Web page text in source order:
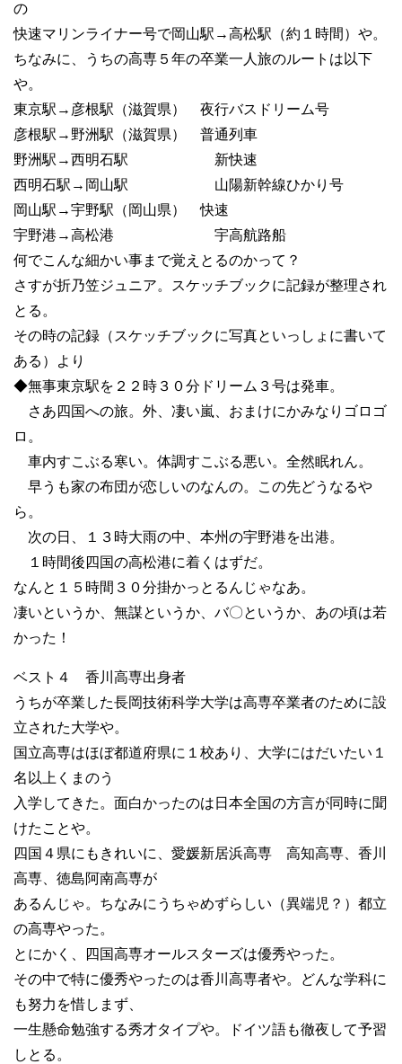
の
快速マリンライナー号で岡山駅→高松駅（約１時間）や。
ちなみに、うちの高専５年の卒業一人旅のルートは以下
や。
東京駅→彦根駅（滋賀県） 夜行バスドリーム号
彦根駅→野洲駅（滋賀県） 普通列車
野洲駅→西明石駅 新快速
西明石駅→岡山駅 山陽新幹線ひかり号
岡山駅→宇野駅（岡山県） 快速
宇野港→高松港 宇高航路船
何でこんな細かい事まで覚えとるのかって？
さすが折乃笠ジュニア。スケッチブックに記録が整理され
とる。
その時の記録（スケッチブックに写真といっしょに書いて
ある）より
◆無事東京駅を２２時３０分ドリーム３号は発車。
さあ四国への旅。外、凄い嵐、おまけにかみなりゴロゴ
ロ。
車内すこぶる寒い。体調すこぶる悪い。全然眠れん。
早うも家の布団が恋しいのなんの。この先どうなるや
ら。
次の日、１３時大雨の中、本州の宇野港を出港。
１時間後四国の高松港に着くはずだ。
なんと１５時間３０分掛かっとるんじゃなあ。
凄いというか、無謀というか、バ〇というか、あの頃は若
かった！
ベスト４ 香川高専出身者
うちが卒業した長岡技術科学大学は高専卒業者のために設
立された大学や。
国立高専はほぼ都道府県に１校あり、大学にはだいたい１
名以上くまのう
入学してきた。面白かったのは日本全国の方言が同時に聞
けたことや。
四国４県にもきれいに、愛媛新居浜高専 高知高専、香川
高専、徳島阿南高専が
あるんじゃ。ちなみにうちゃめずらしい（異端児？）都立
の高専やった。
とにかく、四国高専オールスターズは優秀やった。
その中で特に優秀やったのは香川高専者や。どんな学科に
も努力を惜しまず、
一生懸命勉強する秀才タイプや。ドイツ語も徹夜して予習
しとる。